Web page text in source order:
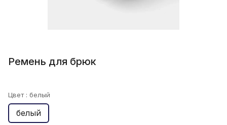
Ремень для брюк
Цвет : белый
белый